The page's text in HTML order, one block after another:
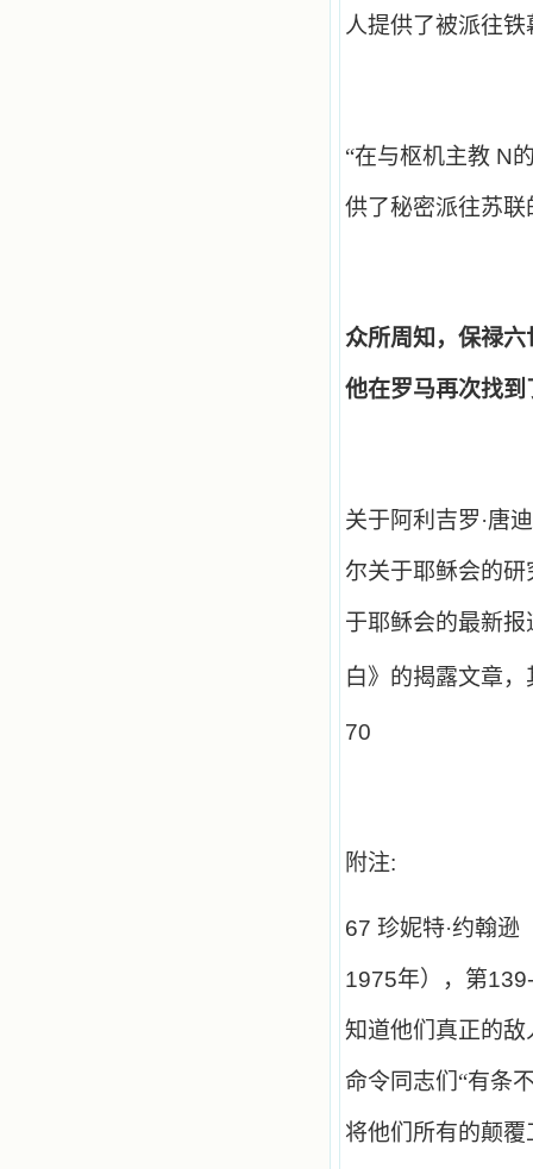
人提供了被派往
“在与枢机主教 N
供了秘密派往苏
众所周知，保禄
他在罗马再次找到
关于阿利吉罗·唐
尔关于耶稣会的
于耶稣会的最新
白》的揭露文章，
70
附注:
67 珍妮特·约翰逊
1975年），第
知道他们真正的
命令同志们“有条
将他们所有的颠